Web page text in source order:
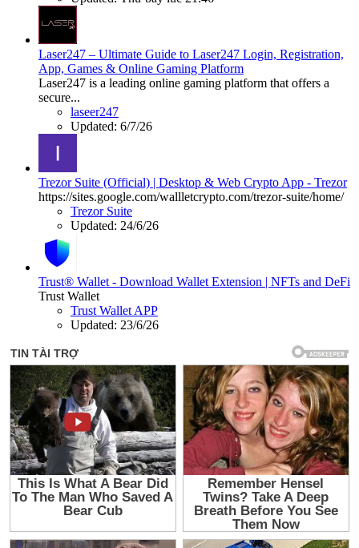
Laser247 – Ultimate Guide to Laser247 Login, Registration,
App, Games & Online Gaming Platform
Laser247 is a leading online gaming platform that offers a
secure...
laseer247
Updated: 6/7/26
Trezor Suite (Official) | Desktop & Web Crypto App - Trezor
https://sites.google.com/wallletcrypto.com/trezor-suite/home/
Trezor Suite
Updated: 24/6/26
Trust® Wallet - Download Wallet Extension | NFTs and DeFi
Trust Wallet
Trust Wallet APP
Updated: 23/6/26